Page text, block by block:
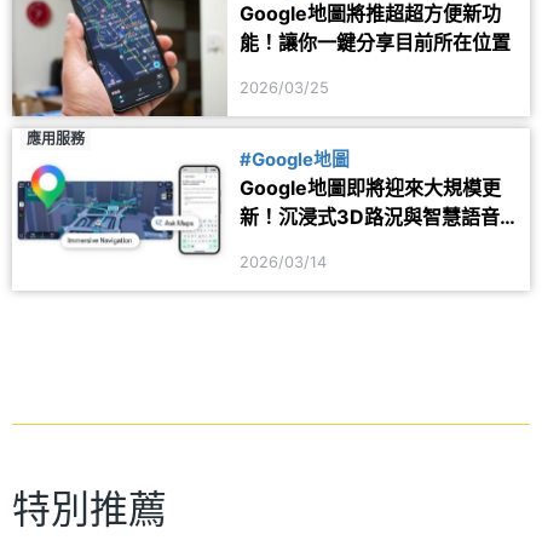
Google地圖將推超超方便新功
能！讓你一鍵分享目前所在位置
2026/03/25
應用服務
#Google地圖
Google地圖即將迎來大規模更
新！沉浸式3D路況與智慧語音
2026/03/14
特別推薦